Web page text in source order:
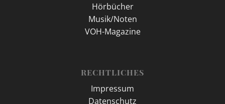
Hörbücher
Musik/Noten
VOH-Magazine
RECHTLICHES
Impressum
Datenschutz